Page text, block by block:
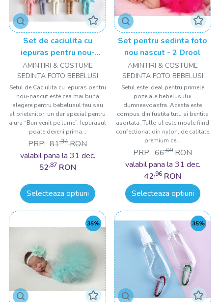
Set de caciulita cu
iepuras pentru nou-
nascut Drool
AMINTIRI & COSTUME
SEDINTA FOTO BEBELUSI
Setul de Caciulita cu iepuras pentru
nou-nascut este cea mai buna
alegere pentru bebelusul tau sau
al prietenilor, un dar special pentru
a ura “Bun venit pe lume”. Iepurasul
poate deveni prima...
PRP: 81,34 RON
valabil pana la 31 dec.
52,87 RON
Selecteaza optiuni
Set pentru sedinta foto
nou nascut - 2 Drool
AMINTIRI & COSTUME
SEDINTA FOTO BEBELUSI
Setul este ideal pentru primele
poze ale bebelusului
dumneavoastra. Acesta este
compus din fustita tutu si bentita
asortata. Tulle-ul este moale fiind
confectionat din nylon, de calitate
premium ce...
PRP: 66,09 RON
valabil pana la 31 dec.
42,96 RON
Selecteaza optiuni
35% 35%